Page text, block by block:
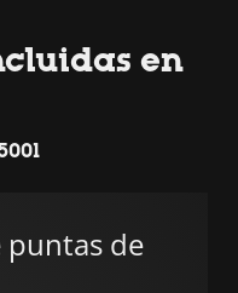
en
puntas de